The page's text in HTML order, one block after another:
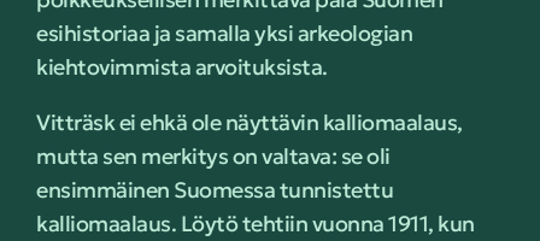
esihistoriaa ja samalla yksi arkeologian
kiehtovimmista arvoituksista.
Vitträsk ei ehkä ole näyttävin kalliomaalaus,
mutta sen merkitys on valtava: se oli
ensimmäinen Suomessa tunnistettu
kalliomaalaus. Löytö tehtiin vuonna 1911, kun